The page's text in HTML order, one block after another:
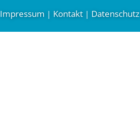
Impressum | Kontakt | Datenschutz